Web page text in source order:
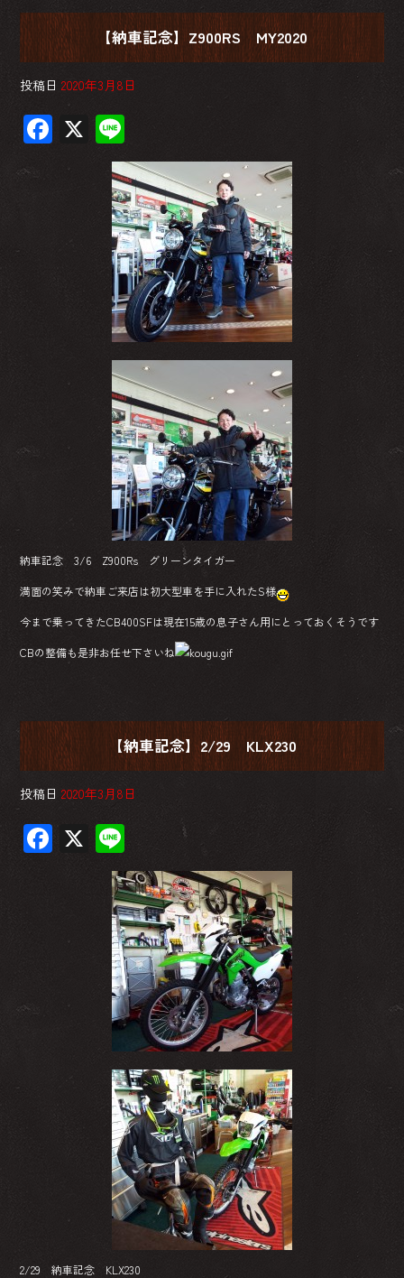
【納車記念】Z900RS MY2020
投稿日 2020年3月8日
F
ac
X
ne
納車記念 3/6 Z900Rs グリーンタイガー
満面の笑みで納車ご来店は初大型車を手に入れたS様
今まで乗ってきたCB400SFは現在15歳の息子さん用にとっておくそうです
CBの整備も是非お任せ下さいね
【納車記念】2/29 KLX230
投稿日 2020年3月8日
F X
ne
2/29 納車記念 KLX230